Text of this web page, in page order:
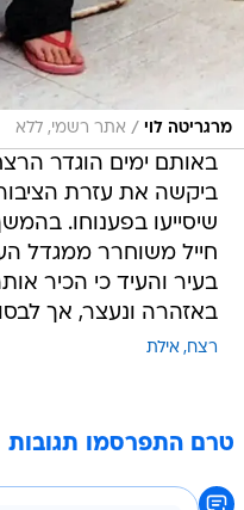
מרגריטה לוי / אתר רשמי, ללא
באותם ימים הוגדר
ביקשה את עזרת
שיסייעו בפענוחו.
חייל משוחרר ממגדל
בעיר והעיד כי הכיר
באזהרה ונעצר, אך
רצח אילת
טרם התפרסמו תגובות